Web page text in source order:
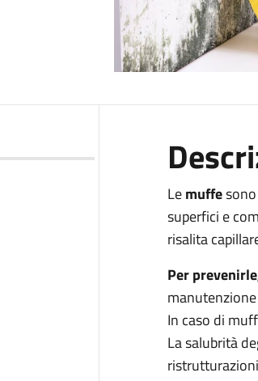
Lemuffe
superfici e
risalita
Per
In caso di
La salubrità